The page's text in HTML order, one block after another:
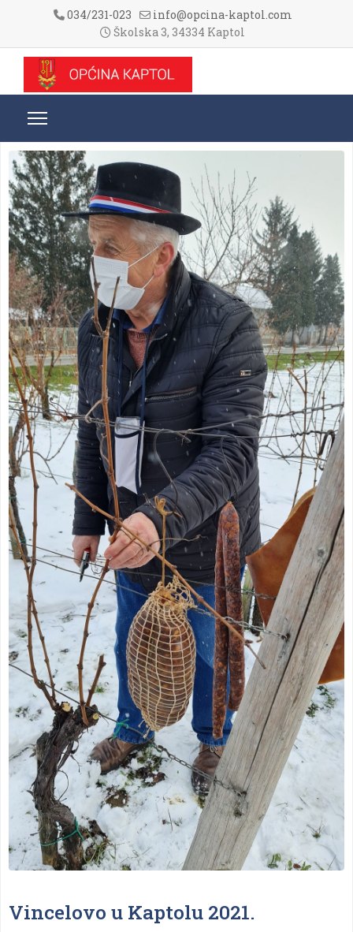
034/231-023
info@opcina-kaptol.com
Školska 3, 34334 Kaptol
Vincelovo u Kaptolu 2021.